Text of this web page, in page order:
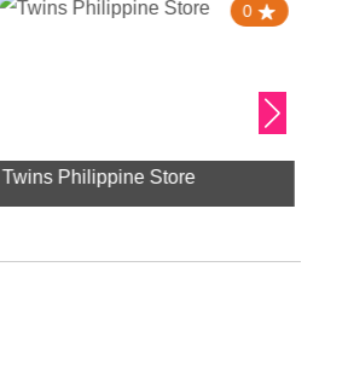
0
Twins Philippine Store